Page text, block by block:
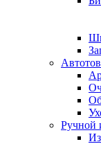
Ручной